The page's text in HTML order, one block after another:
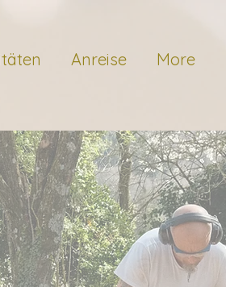
Anreise More